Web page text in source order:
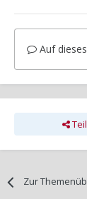
Auf
Zur